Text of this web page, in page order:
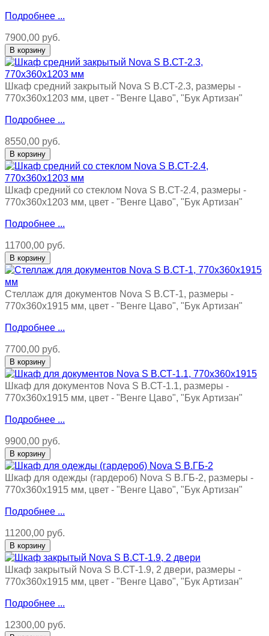
Подробнее ...
7900,00 руб.
Шкаф средний закрытый Nova S В.СТ-2.3, размеры -
770х360х1203 мм, цвет - "Венге Цаво", "Бук Артизан"
Подробнее ...
8550,00 руб.
Шкаф средний со стеклом Nova S В.СТ-2.4, размеры -
770х360х1203 мм, цвет - "Венге Цаво", "Бук Артизан"
Подробнее ...
11700,00 руб.
Стеллаж для документов Nova S В.СТ-1, размеры -
770х360х1915 мм, цвет - "Венге Цаво", "Бук Артизан"
Подробнее ...
7700,00 руб.
Шкаф для документов Nova S В.СТ-1.1, размеры -
770х360х1915 мм, цвет - "Венге Цаво", "Бук Артизан"
Подробнее ...
9900,00 руб.
Шкаф для одежды (гардероб) Nova S В.ГБ-2, размеры -
770х360х1915 мм, цвет - "Венге Цаво", "Бук Артизан"
Подробнее ...
11200,00 руб.
Шкаф закрытый Nova S В.СТ-1.9, 2 двери, размеры -
770х360х1915 мм, цвет - "Венге Цаво", "Бук Артизан"
Подробнее ...
12300,00 руб.